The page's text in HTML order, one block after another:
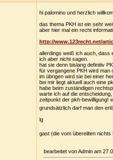
hi palomino und herzlich
das thema PKH ist ein sehr
aber hier mal ein recht
http://www.123recht.net/
allerdings weiß ich auch, dass
ich aber nicht sagen.
hat sie denn bislang definitiv
für vergangene PKH wird man
im übrigen wird sie bei einer
bei mir liegt aktuell auch eine
habe beim zuständigen
warte ich auf die
zeitpunkt der pkh-bewilligung!
grundsätzlich darf man den
lg
gast (die vom übereilten
bearbeitet von Admin am